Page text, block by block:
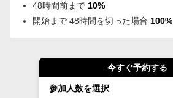
48時間前まで 10%
開始まで 48時間を切った場合 100%
今すぐ予約する
参加人数を選択